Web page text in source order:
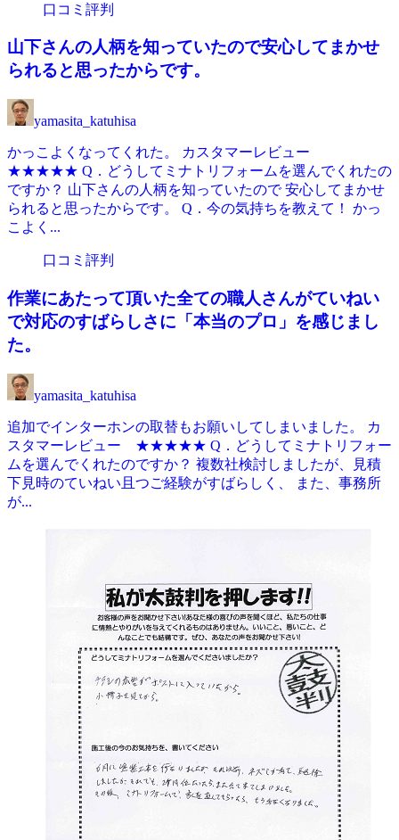
口コミ評判
山下さんの人柄を知っていたので安心してまかせ
られると思ったからです。
yamasita_katuhisa
かっこよくなってくれた。 カスタマーレビュー
★★★★★ Q．どうしてミナトリフォームを選んでくれたの
ですか？ 山下さんの人柄を知っていたので 安心してまかせ
られると思ったからです。 Q．今の気持ちを教えて！ かっ
こよく...
口コミ評判
作業にあたって頂いた全ての職人さんがていねい
で対応のすばらしさに「本当のプロ」を感じまし
た。
yamasita_katuhisa
追加でインターホンの取替もお願いしてしまいました。 カ
スタマーレビュー ★★★★★ Q．どうしてミナトリフォー
ムを選んでくれたのですか？ 複数社検討しましたが、見積
下見時のていねい且つご経験がすばらしく、 また、事務所
が...